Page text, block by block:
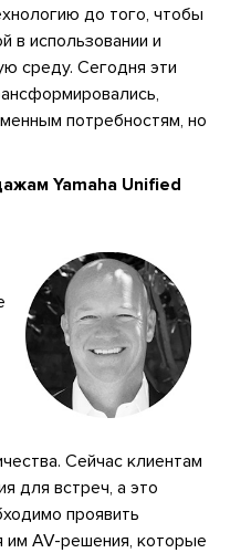
до того, чтобы
в использовании и
среду. Сегодня эти
потребностям, но
Yamaha Unified
Сейчас клиентам
для встреч, а это
проявить
им AV-решения, которые